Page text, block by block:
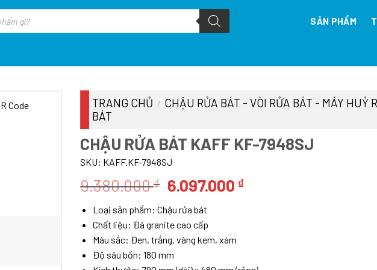
SẢN PHẨM
TRANG CHỦ / CHẬU RỬA BÁT - VÒI RỬA BÁT - MÁY HUỶ
BÁT
CHẬU RỬA BÁT KAFF KF-7948SJ
SKU: KAFF.KF-7948SJ
9.380.000₫ Giá
là:
9.380.000 ₫.
6.097.000 ₫Giá
Loại sản phẩm: Chậu rửa bát
Chất liệu: Đá granite cao cấp
Màu sắc: Đen, trắng, vàng kem, xám
Độ sâu bồn: 180 mm